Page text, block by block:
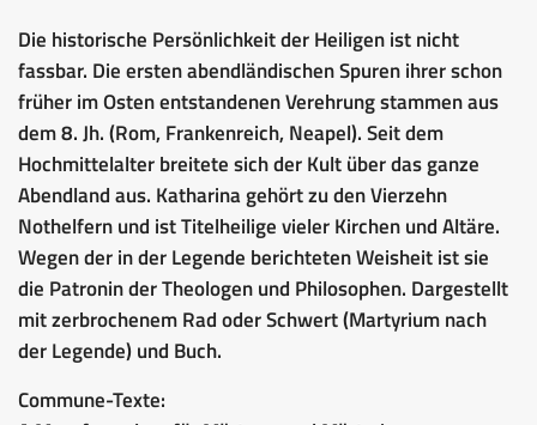
Die historische Persönlichkeit der Heiligen ist nicht
fassbar. Die ersten abendländischen Spuren ihrer schon
früher im Osten entstandenen Verehrung stammen aus
dem 8. Jh. (Rom, Frankenreich, Neapel). Seit dem
Hochmittelalter breitete sich der Kult über das ganze
Abendland aus. Katharina gehört zu den Vierzehn
Nothelfern und ist Titelheilige vieler Kirchen und Altäre.
Wegen der in der Legende berichteten Weisheit ist sie
die Patronin der Theologen und Philosophen. Dargestellt
mit zerbrochenem Rad oder Schwert (Martyrium nach
der Legende) und Buch.
Commune-Texte: